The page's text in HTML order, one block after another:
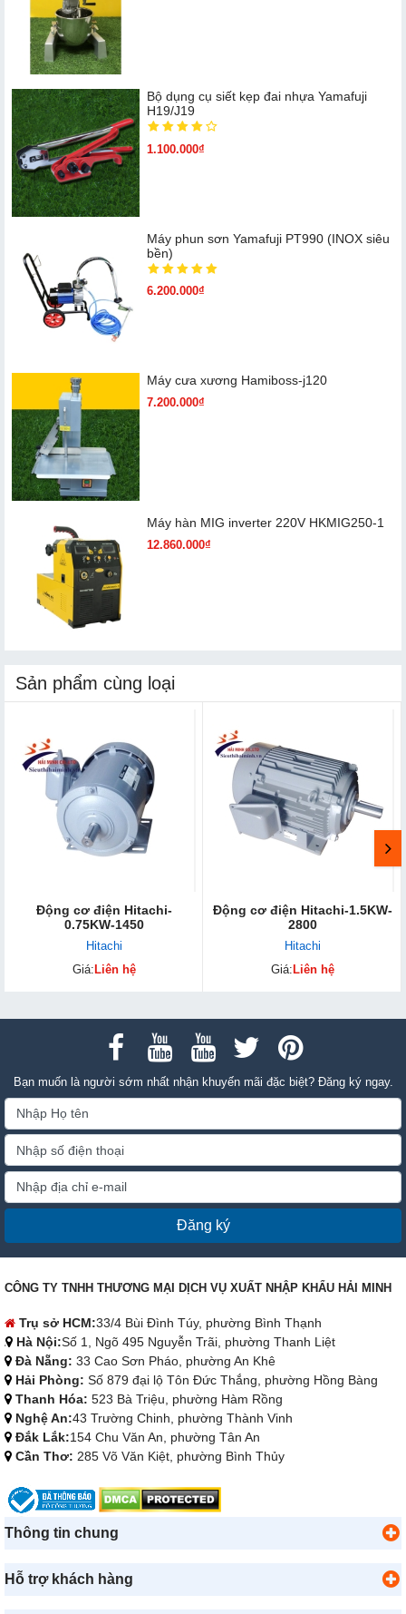
Bộ dụng cụ siết kẹp đai nhựa Yamafuji
H19/J19
1.100.000₫
Máy phun sơn Yamafuji PT990 (INOX siêu
bền)
6.200.000₫
Máy cưa xương Hamiboss-j120
7.200.000₫
Máy hàn MIG inverter 220V HKMIG250-1
12.860.000₫
Sản phẩm cùng loại
Động cơ điện Hitachi-
0.75KW-1450
Hitachi
Giá: Liên hệ
Động cơ điện Hitachi-1.5KW-
2800
Hitachi
Giá: Liên hệ
Bạn muốn là người sớm nhất nhận khuyến mãi đặc biệt? Đăng ký ngay.
Đăng ký
CÔNG TY TNHH THƯƠNG MẠI DỊCH VỤ XUẤT NHẬP KHẨU HẢI MINH
Trụ sở HCM:33/4 Bùi Đình Túy, phường Bình Thạnh
Hà Nội:Số 1, Ngõ 495 Nguyễn Trãi, phường Thanh Liệt
Đà Nẵng: 33 Cao Sơn Pháo, phường An Khê
Hải Phòng: Số 879 đại lộ Tôn Đức Thắng, phường Hồng Bàng
Thanh Hóa: 523 Bà Triệu, phường Hàm Rồng
Nghệ An:43 Trường Chinh, phường Thành Vinh
Đắk Lắk:154 Chu Văn An, phường Tân An
Cần Thơ: 285 Võ Văn Kiệt, phường Bình Thủy
Thông tin chung
Hỗ trợ khách hàng